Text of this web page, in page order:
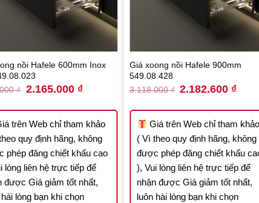
nồi Hafele 600mm Inox
₫ Original
price
3.094.000 ₫.
2.165.000 ₫Current
2.165.000 ₫.
trên Web chỉ tham khảo
quy định hãng, không
phép đăng chiết khấu cao
lòng liên hệ trực tiếp để
được Giá giảm tốt nhất,
hài lòng bạn khi chọn
Giá xoong nồi Hafele 900mm
549.08.428
3.118.000₫ Original
price
3.118.000 ₫.
2.182.600 ₫
Giá trên Web chỉ tham
( Vì theo quy định hãng, không
được phép đăng chiết khấu
), Vui lòng liên hệ trực tiếp để
nhận được Giá giảm tốt nhất,
luôn hài lòng bạn khi chọn